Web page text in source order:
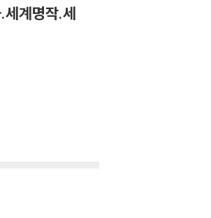
계명작.세